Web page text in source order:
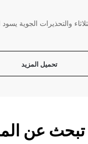
والتحذيرات الجوية يسود
تحميل المزيد
عن